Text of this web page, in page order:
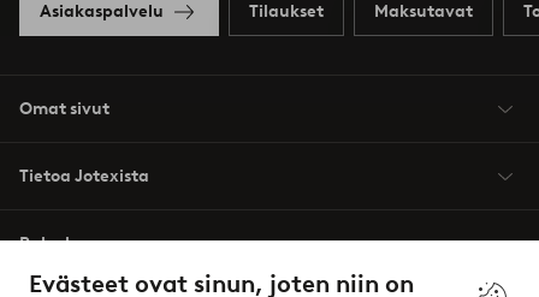
Evästeet ovat sinun, joten niin on
Asiakaspalvelu Tilaukset Maksutavat
Omat sivut
Tietoa Jotexista
Palvelumme